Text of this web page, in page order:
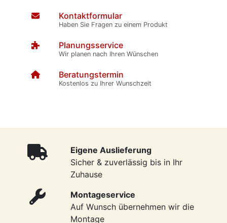
Kontaktformular
Haben Sie Fragen zu einem Produkt
Planungsservice
Wir planen nach Ihren Wünschen
Beratungstermin
Kostenlos zu Ihrer Wunschzeit
Eigene Auslieferung
Sicher & zuverlässig bis in Ihr
Zuhause
Montageservice
Auf Wunsch übernehmen wir die
Montage